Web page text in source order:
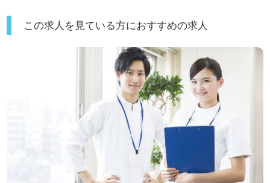
この求人を見ている方におすすめの求人